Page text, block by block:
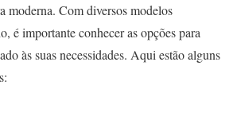
moderna. Com diversos modelos
é importante conhecer as opções para
às suas necessidades. Aqui estão alguns